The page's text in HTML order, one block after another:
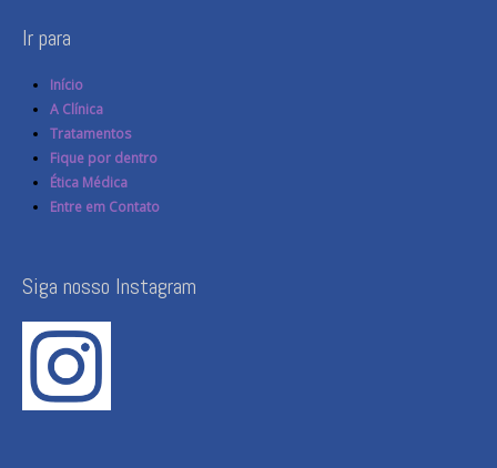
Ir para
Início
A Clínica
Tratamentos
Fique por dentro
Ética Médica
Entre em Contato
Siga nosso Instagram